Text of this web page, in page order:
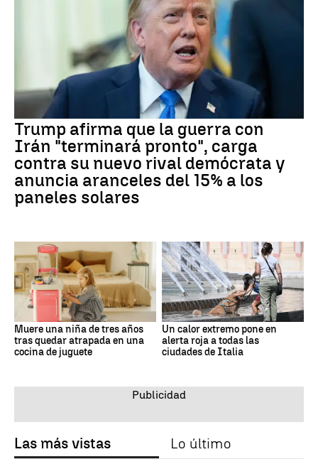
Trump afirma que la guerra con
Irán "terminará pronto", carga
contra su nuevo rival demócrata y
anuncia aranceles del 15% a los
paneles solares
Muere una niña de tres años
tras quedar atrapada en una
cocina de juguete
Un calor extremo pone en
alerta roja a todas las
ciudades de Italia
Las más vistas Lo último